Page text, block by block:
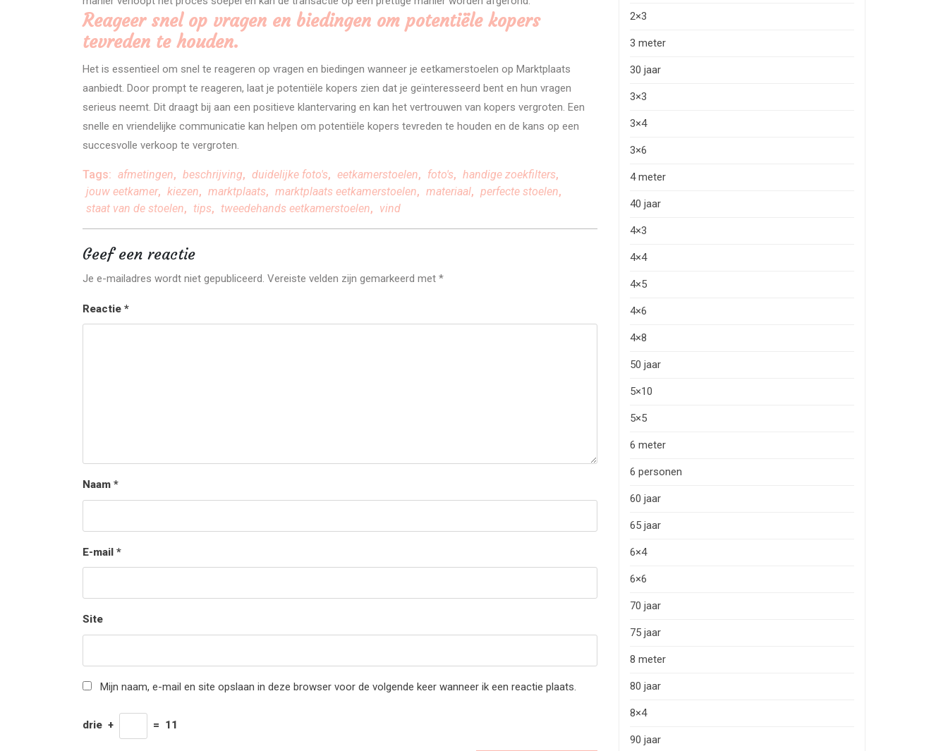
Reageer snel op vragen en biedingen om potentiële kopers
tevreden te houden.
Het is essentieel om snel te reageren op vragen en biedingen wanneer je eetkamerstoelen op Marktplaats
aanbiedt. Door prompt te reageren, laat je potentiële kopers zien dat je geïnteresseerd bent en hun vragen
serieus neemt. Dit draagt bij aan een positieve klantervaring en kan het vertrouwen van kopers vergroten. Een
snelle en vriendelijke communicatie kan helpen om potentiële kopers tevreden te houden en de kans op een
succesvolle verkoop te vergroten.
Tags: afmetingen, beschrijving, duidelijke foto's, eetkamerstoelen, foto's, handige zoekfilters,
jouw eetkamer, kiezen, marktplaats, marktplaats eetkamerstoelen, materiaal, perfecte stoelen,
staat van de stoelen, tips, tweedehands eetkamerstoelen, vind
Geef een reactie
Je e-mailadres wordt niet gepubliceerd. Vereiste velden zijn gemarkeerd met *
Reactie *
Naam *
E-mail *
Site
Mijn naam, e-mail en site opslaan in deze browser voor de volgende keer wanneer ik een reactie plaats.
drie + = 11
2×3
3 meter
30 jaar
3×3
3×4
3×6
4 meter
40 jaar
4×3
4×4
4×5
4×6
4×8
50 jaar
5×10
5×5
6 meter
6 personen
60 jaar
65 jaar
6×4
6×6
70 jaar
75 jaar
8 meter
80 jaar
8×4
90 jaar